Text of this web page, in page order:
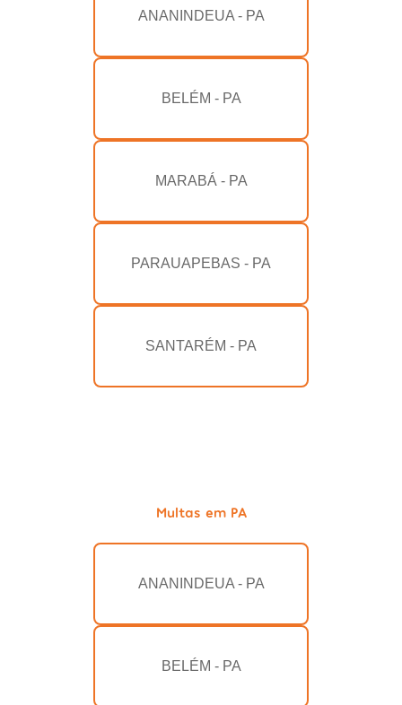
ANANINDEUA - PA
BELÉM - PA
MARABÁ - PA
PARAUAPEBAS - PA
SANTARÉM - PA
Multas em PA
ANANINDEUA - PA
BELÉM - PA